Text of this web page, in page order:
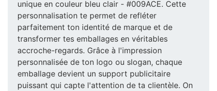
unique en couleur bleu clair - #009ACE. Cette
personnalisation te permet de refléter
parfaitement ton identité de marque et de
transformer tes emballages en véritables
accroche-regards. Grâce à l'impression
personnalisée de ton logo ou slogan, chaque
emballage devient un support publicitaire
puissant qui capte l'attention de ta clientèle. On